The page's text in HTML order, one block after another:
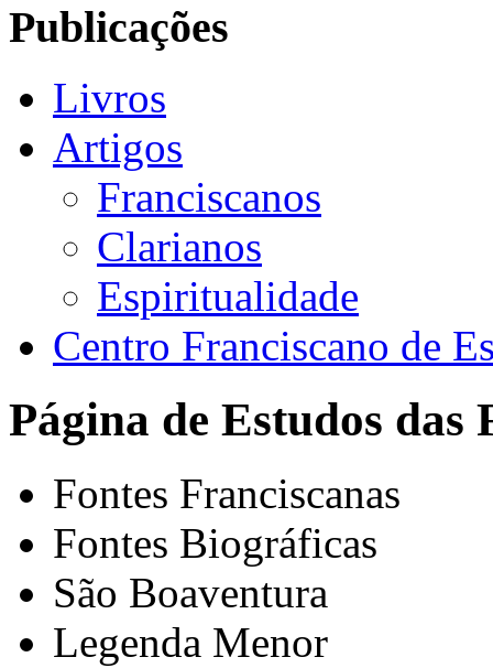
Publicações
Livros
Artigos
Franciscanos
Clarianos
Espiritualidade
Centro Franciscano de
Página de Estudos das
Fontes Franciscanas
Fontes Biográficas
São Boaventura
Legenda Menor